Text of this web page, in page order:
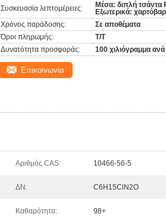
Συσκευασία λεπτομέρειες:
Μέσα: διπλή τσάντα
Εξωτερικά:
Χρόνος παράδοσης:
Σε αποθέματα
Όροι πληρωμής:
Τ/Τ
Δυνατότητα προσφοράς:
100 χιλιόγραμμα
Επικοινωνία
Αριθμός CAS: 10466-56-5
ΔΝ: C6H15ClN2O
Καθαρότητα: 98+